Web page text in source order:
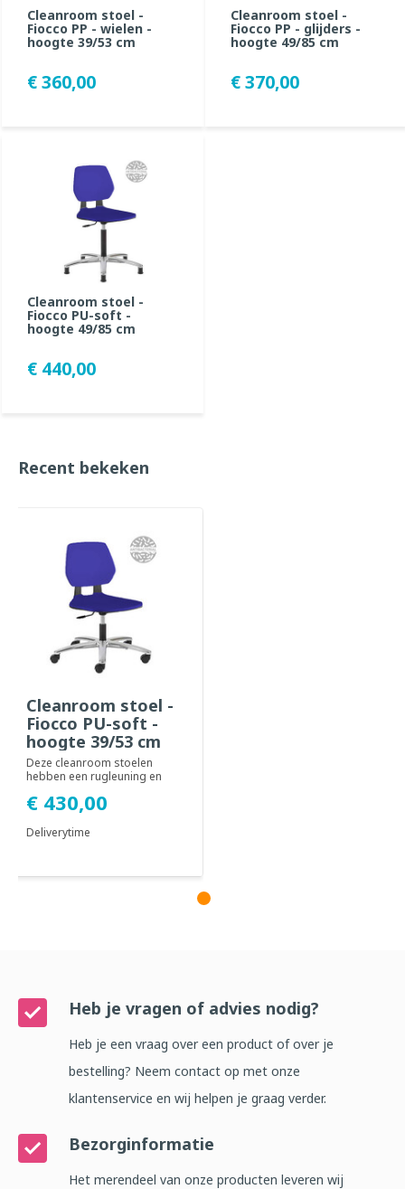
Cleanroom stoel -
Fiocco PP - wielen -
hoogte 39/53 cm
€ 360,00
Cleanroom stoel -
Fiocco PP - glijders -
hoogte 49/85 cm
€ 370,00
Cleanroom stoel -
Fiocco PU-soft -
hoogte 49/85 cm
€ 440,00
Recent bekeken
Cleanroom stoel -
Fiocco PU-soft -
hoogte 39/53 cm
Deze cleanroom stoelen
hebben een rugleuning en
Polypropyleen PU-soft zij...
€ 430,00
Deliverytime
Heb je vragen of advies nodig?
Heb je een vraag over een product of over je
bestelling? Neem contact op met onze
klantenservice en wij helpen je graag verder.
Bezorginformatie
Het merendeel van onze producten leveren wij